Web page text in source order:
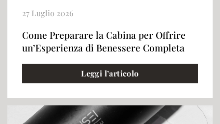
27 Luglio 2026
Come Preparare la Cabina per Offrire
un’Esperienza di Benessere Completa
Leggi l’articolo